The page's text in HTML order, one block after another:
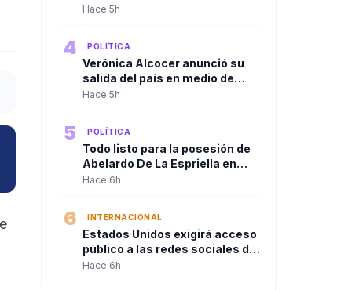
denuncias contra Gustavo
Hace 5h
4 POLÍTICA
Verónica Alcocer anunció su
salida del país en medio de
investigaciones preliminares,
¿también se irá Petro?
Hace 5h
5 POLÍTICA
Todo listo para la posesión de
Abelardo De La Espriella en
Cali
Hace 6h
6 INTERNACIONAL
Estados Unidos exigirá acceso
público a las redes sociales de
quienes soliciten visa
Hace 6h